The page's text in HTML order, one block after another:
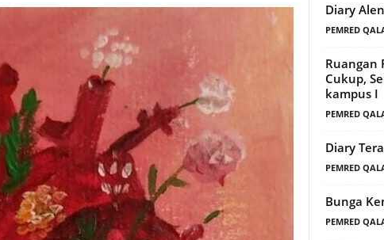
Diary
PEMRED
Ruangan
Cukup,
kampus I
PEMRED
Diary
PEMRED
Bunga
PEMRED